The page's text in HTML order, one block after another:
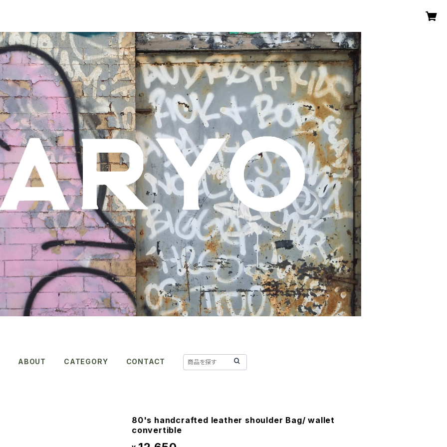
ABOUT CATEGORY CONTACT
80's handcrafted leather shoulder Bag/ wallet
convertible